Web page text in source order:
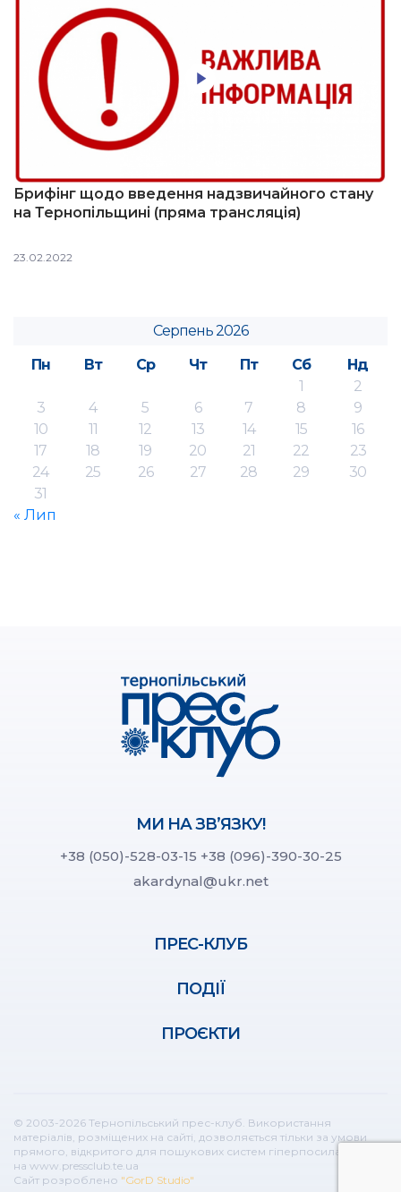
Брифінг щодо введення надзвичайного стану
на Тернопільщині (пряма трансляція)
23.02.2022
Серпень 2026
Пн
Вт Ср Чт Пт Сб
Нд
1
2
3
4 5 6 7 8
9
10
11 12 13 14 15
16
17
18 19 20 21 22
23
24
25 26 27 28 29
30
31
« Лип
МИ НА ЗВ’ЯЗКУ!
+38 (050)-528-03-15 +38 (096)-390-30-25
akardynal@ukr.net
ПРЕС-КЛУБ
ПОДІЇ
ПРОЄКТИ
© 2003-2026 Тернопільський прес-клуб. Використання
матеріалів, розміщених на сайті, дозволяється тільки за умови
прямого, відкритого для пошукових систем гіперпосилання
на www.pressclub.te.ua
Сайт розроблено "GorD Studio"